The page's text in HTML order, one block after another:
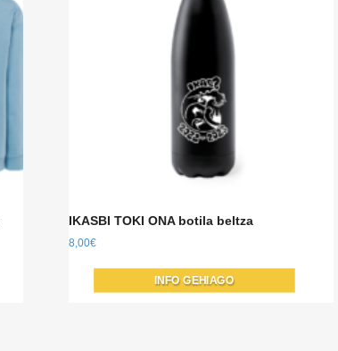
IKASBI TOKI ONA botila beltza
8,00€
INFO GEHIAGO